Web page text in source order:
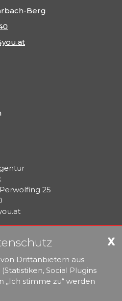
Berg
25
LOGISTIK
X
Drittanbietern aus
Social Plugins
„Ich stimme zu“ werden